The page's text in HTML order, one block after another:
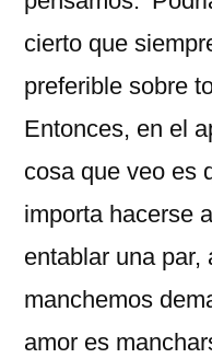
cierto que
preferible sobre
Entonces, en el
cosa que veo es
importa hacerse
entablar una par,
manchemos
amor es